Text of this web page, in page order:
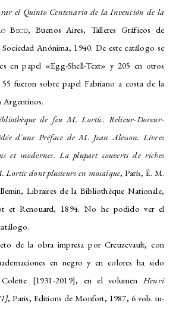
el Quinto Centenario de la Invención de la
Becú, Buenos Aires, Talleres Gráficos de
Anónima, 1940. De este catálogo se
en papel «Egg-Shell-Text» y 205 en otros
fueron sobre papel Fabriano a costa de la
Argentinos.
de feu M. Lortic. Relieur-Doreur-
d´une Préface de M. Jean Alesson. Livres
et modernes. La plupart couverts de riches
Lortic dont plusieurs en mosaïque, París, É. M.
Libraires de la Bibliothèque Nationale,
et Renouard, 1894. No he podido ver el
de la obra impresa por Creuzevault, con
en negro y en colores ha sido
[1931-2019], en el volumen Henri
, Paris, Editions de Monfort, 1987, 6 vols. in-